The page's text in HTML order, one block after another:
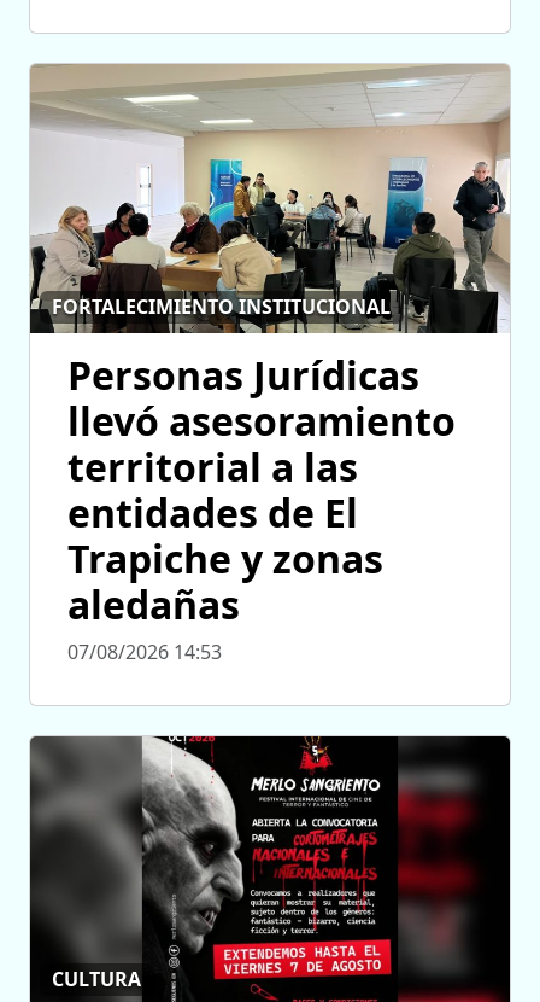
FORTALECIMIENTO INSTITUCIONAL
Personas Jurídicas
llevó asesoramiento
territorial a las
entidades de El
Trapiche y zonas
aledañas
07/08/2026 14:53
CULTURA